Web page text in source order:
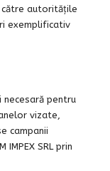
către autoritățile
exemplificativ
necesară pentru
vizate,
campanii
SRL prin